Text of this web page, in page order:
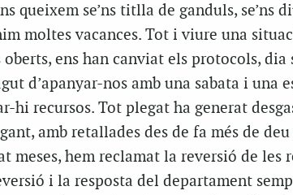
queixem se’ns titlla de ganduls, se’ns
moltes vacances. Tot i viure una
oberts, ens han canviat els protocols,
d’apanyar-nos amb una sabata i una
hi recursos. Tot plegat ha generat
amb retallades des de fa més de
meses, hem reclamat la reversió de
i la resposta del departament